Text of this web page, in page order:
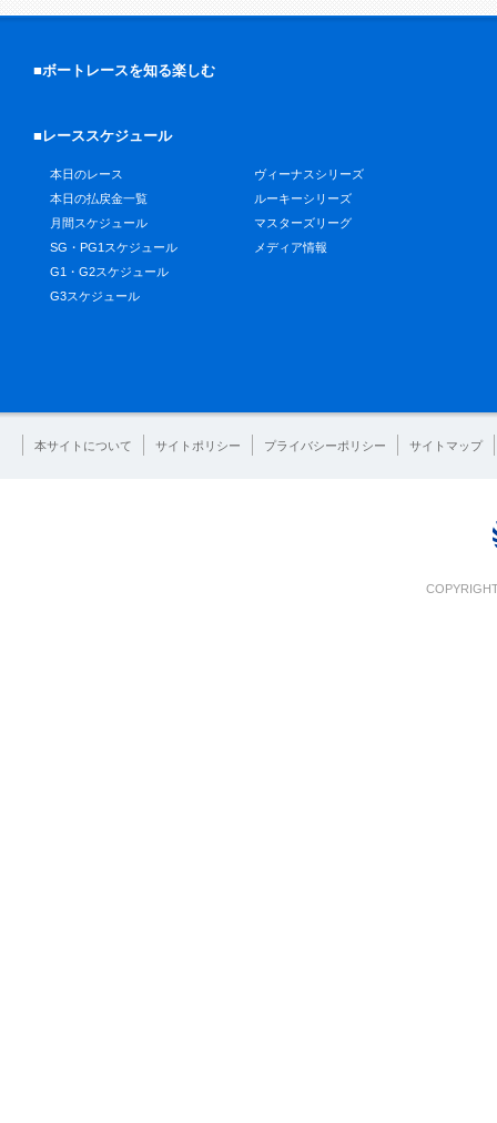
■ボートレースを知る楽しむ
■レーススケジュール
本日のレース
本日の払戻金一覧
月間スケジュール
SG・PG1スケジュール
G1・G2スケジュール
G3スケジュール
ヴィーナスシリーズ
ルーキーシリーズ
マスターズリーグ
メディア情報
本サイトについて サイトポリシー プライバシーポリシー サイトマップ